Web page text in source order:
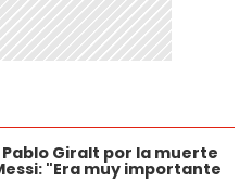
Pablo Giralt por la muerte
"Era muy importante